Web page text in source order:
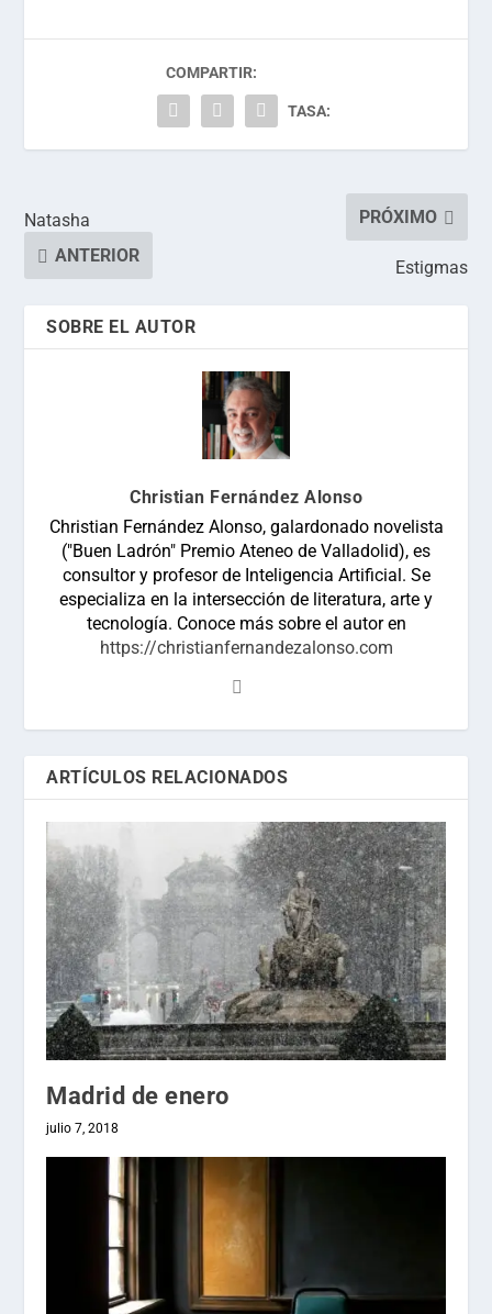
COMPARTIR:
TASA:
Natasha
ANTERIOR
PRÓXIMO
Estigmas
SOBRE EL AUTOR
Christian Fernández Alonso
Christian Fernández Alonso, galardonado novelista
("Buen Ladrón" Premio Ateneo de Valladolid), es
consultor y profesor de Inteligencia Artificial. Se
especializa en la intersección de literatura, arte y
tecnología. Conoce más sobre el autor en
https://christianfernandezalonso.com
ARTÍCULOS RELACIONADOS
Madrid de enero
julio 7, 2018